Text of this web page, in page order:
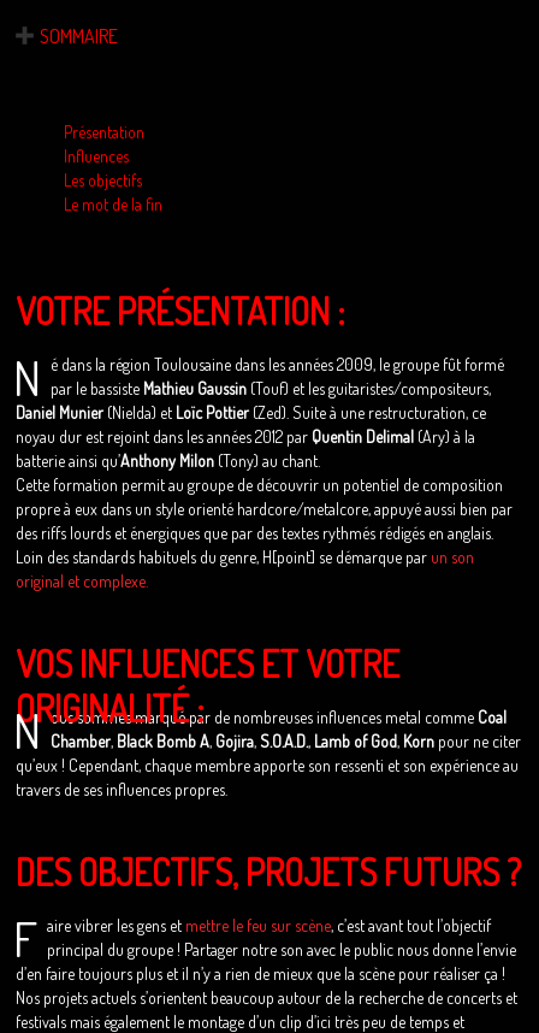
SOMMAIRE
Présentation
Influences
Les objectifs
Le mot de la fin
VOTRE PRÉSENTATION :
N
é dans la région Toulousaine dans les années 2009, le groupe fût formé
par le bassiste Mathieu Gaussin (Touf) et les guitaristes/compositeurs,
Daniel Munier (Nielda) et Loïc Pottier (Zed). Suite à une restructuration, ce
noyau dur est rejoint dans les années 2012 par Quentin Delimal (Ary) à la
batterie ainsi qu’Anthony Milon (Tony) au chant.
Cette formation permit au groupe de découvrir un potentiel de composition
propre à eux dans un style orienté hardcore/metalcore, appuyé aussi bien par
des riffs lourds et énergiques que par des textes rythmés rédigés en anglais.
Loin des standards habituels du genre, H[point] se démarque par un son
original et complexe.
VOS INFLUENCES ET VOTRE
ORIGINALITÉ :
N ous sommes marqué par de nombreuses influences metal comme Coal
Chamber, Black Bomb A, Gojira, S.O.A.D., Lamb of God, Korn pour ne citer
qu’eux ! Cependant, chaque membre apporte son ressenti et son expérience au
travers de ses influences propres.
DES OBJECTIFS, PROJETS FUTURS ?
F aire vibrer les gens et mettre le feu sur scène, c’est avant tout l’objectif
principal du groupe ! Partager notre son avec le public nous donne l’envie
d’en faire toujours plus et il n’y a rien de mieux que la scène pour réaliser ça !
Nos projets actuels s’orientent beaucoup autour de la recherche de concerts et
festivals mais également le montage d’un clip d’ici très peu de temps et